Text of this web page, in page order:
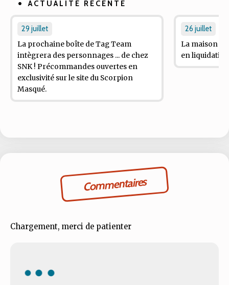
ACTUALITÉ RÉCENTE
29 juillet
La prochaine boîte deTag Team
intègrera des personnages ... de chez
SNK ! Précommandes ouvertes en
exclusivité sur le site du Scorpion
Masqué.
26 juillet
La maison
en
Commentaires
Chargement, merci de patienter